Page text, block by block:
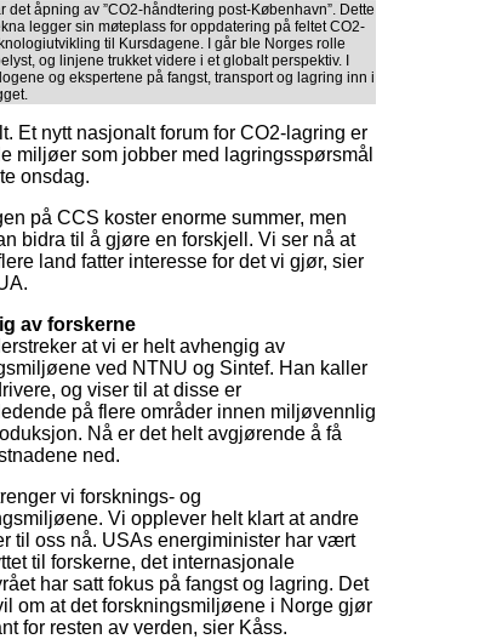
det åpning av ”CO2-håndtering post-København”. Dette
legger sin møteplass for oppdatering på feltet CO2-
til Kursdagene. I går ble Norges rolle
og linjene trukket videre i et globalt perspektiv. I
og ekspertene på fangst, transport og lagring inn i
Et nytt nasjonalt forum for CO2-lagring er
miljøer som jobber med lagringsspørsmål
onsdag.
på CCS koster enorme summer, men
bidra til å gjøre en forskjell. Vi ser nå at
land fatter interesse for det vi gjør, sier
av forskerne
at vi er helt avhengig av
ved NTNU og Sintef. Han kaller
og viser til at disse er
på flere områder innen miljøvennlig
Nå er det helt avgjørende å få
ned.
vi forsknings- og
Vi opplever helt klart at andre
til oss nå. USAs energiminister har vært
til forskerne, det internasjonale
har satt fokus på fangst og lagring. Det
om at det forskningsmiljøene i Norge gjør
for resten av verden, sier Kåss.